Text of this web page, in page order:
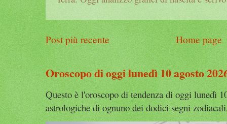
Post più recente Home page
Oroscopo di oggi lunedì 10 agosto
Questo è l'oroscopo di tendenza di oggi lunedì
astrologiche di ognuno dei dodici segni